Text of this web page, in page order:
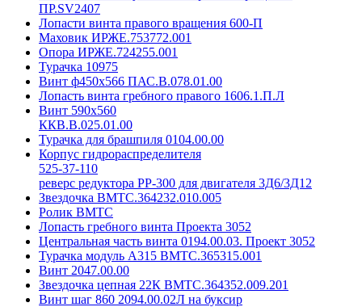
ПР.SV2407
Лопасти винта правого вращения 600-П
Маховик ИРЖЕ.753772.001
Опора ИРЖЕ.724255.001
Турачка 10975
Винт ф450х566 ПАС.В.078.01.00
Лопасть винта гребного правого 1606.1.П.Л
Винт 590х560
ККВ.В.025.01.00
Турачка для брашпиля 0104.00.00
Корпус гидрораспределителя
525-37-110
реверс редуктора РР-300 для двигателя 3Д6/3Д12
Звездочка ВМТС.364232.010.005
Ролик ВМТС
Лопасть гребного винта Проекта 3052
Центральная часть винта 0194.00.03. Проект 3052
Турачка модуль А315 ВМТС.365315.001
Винт 2047.00.00
Звездочка цепная 22К ВМТС.364352.009.201
Винт шаг 860 2094.00.02Л на буксир